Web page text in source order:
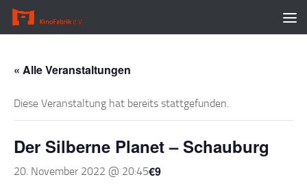
Zum Inhalt springen
« Alle Veranstaltungen
Diese Veranstaltung hat bereits stattgefunden.
Der Silberne Planet – Schauburg
20. November 2022 @ 20:45€9